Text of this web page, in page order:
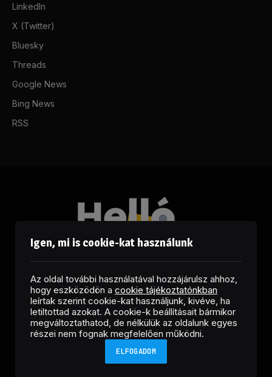
LinkedIn
X (Twitter)
Bluesky
Threads
Google News
Bing News
RSS
FacebookLinkedInX
(Twitter)
RSS
Igen, mi is cookie-kat használunk
Az oldal további használatával hozzájárulsz ahhoz,
hogy eszközödön a cookie tájékoztatónkban
leírtak szerint cookie-kat használjunk, kivéve, ha
letiltottad azokat. A cookie-k beállításait bármikor
megváltoztathatod, de nélkülük az oldalunk egyes
részei nem fognak megfelelően működni.
ELFOGADOM